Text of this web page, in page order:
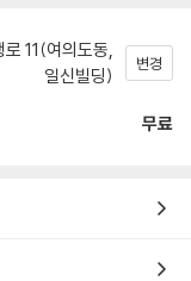
11(여의도동,
일신빌딩)
변경
무료